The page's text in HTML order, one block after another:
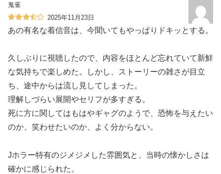
鬼雀
2025年11月23日
あの有名な着信音は、今聞いてもやっぱりドキッとする。
久しぶりに視聴したので、内容をほとんど忘れていて新鮮
な気持ちで楽しめた。しかし、ストーリーの雑さが目立
ち、途中からは流し見してしまった。
理解しづらい展開やセリフが多すぎる。
死に方に関してはもはやギャグのようで、恐怖を与えたい
のか、笑わせたいのか、よく分からない。
Jホラー特有のジメジメした雰囲気と、当時の懐かしさは
確かに感じられた。